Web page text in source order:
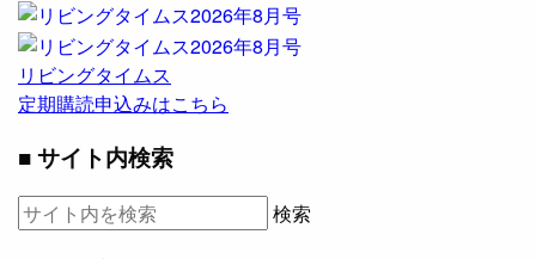
リビングタイムス
定期購読申込みはこちら
■ サイト内検索
検索